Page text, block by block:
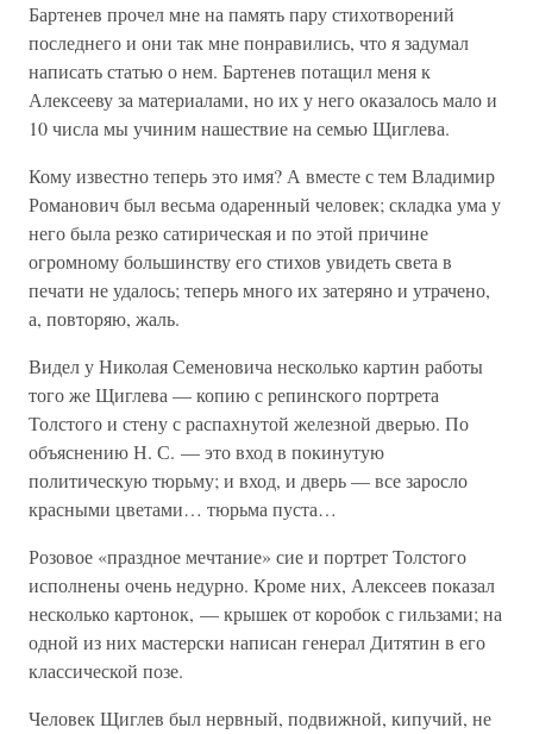
Бартенев прочел мне на память пару стихотворений
последнего и они так мне понравились, что я задумал
написать статью о нем. Бартенев потащил меня к
Алексееву за материалами, но их у него оказалось мало и
10 числа мы учиним нашествие на семью Щиглева.
Кому известно теперь это имя? А вместе с тем Владимир
Романович был весьма одаренный человек; складка ума у
него была резко сатирическая и по этой причине
огромному большинству его стихов увидеть света в
печати не удалось; теперь много их затеряно и утрачено,
а, повторяю, жаль.
Видел у Николая Семеновича несколько картин работы
того же Щиглева — копию с репинского портрета
Толстого и стену с распахнутой железной дверью. По
объяснению Н. С. — это вход в покинутую
политическую тюрьму; и вход, и дверь — все заросло
красными цветами… тюрьма пуста…
Розовое «праздное мечтание» сие и портрет Толстого
исполнены очень недурно. Кроме них, Алексеев показал
несколько картонок, — крышек от коробок с гильзами; на
одной из них мастерски написан генерал Дитятин в его
классической позе.
Человек Щиглев был нервный, подвижной, кипучий, не